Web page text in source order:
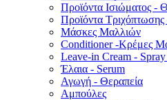
Προϊόντα Ισιώματος -
Προϊόντα
Μάσκες Μαλλιών
Conditioner -Κρέμες
Leave-in Cream -
Έλαια - Serum
Αγωγή - Θεραπεία
Αμπούλες